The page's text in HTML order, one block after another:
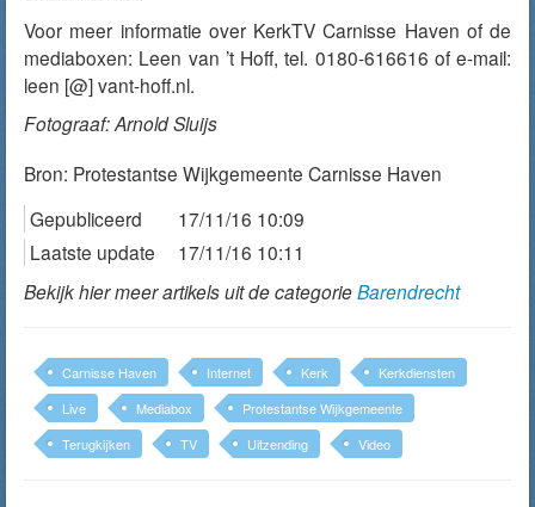
Voor meer informatie over KerkTV Carnisse Haven of de
mediaboxen: Leen van ’t Hoff, tel. 0180-616616 of e-mail:
leen [@] vant-hoff.nl.
Fotograaf: Arnold Sluijs
Bron: Protestantse Wijkgemeente Carnisse Haven
Gepubliceerd
17/11/16 10:09
Laatste update
17/11/16 10:11
Bekijk hier meer artikels uit de categorieBarendrecht
Carnisse Haven Internet Kerk
Kerkdiensten
Live
Mediabox
Protestantse Wijkgemeente
Terugkijken
TV Uitzending Video